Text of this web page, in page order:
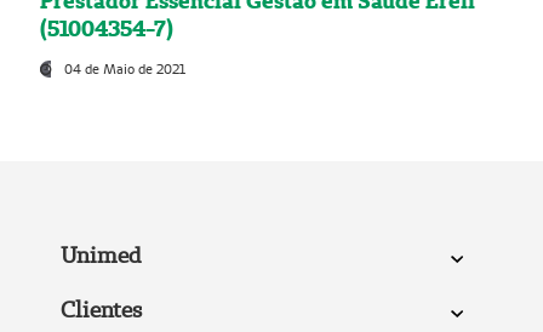
(51004354-7)
04 de Maio de 2021
Unimed
Clientes